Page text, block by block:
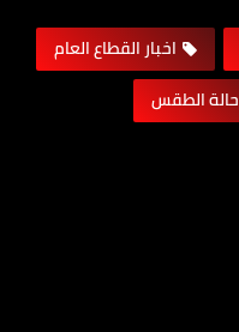
اخبار القطاع العام
حالة الطقس